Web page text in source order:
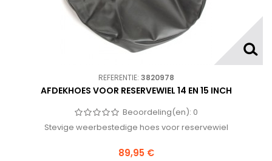
REFERENTIE: 3820978
AFDEKHOES VOOR RESERVEWIEL 14 EN 15 INCH
Beoordeling(en): 0
Stevige weerbestedige hoes voor reservewiel
89,95 €